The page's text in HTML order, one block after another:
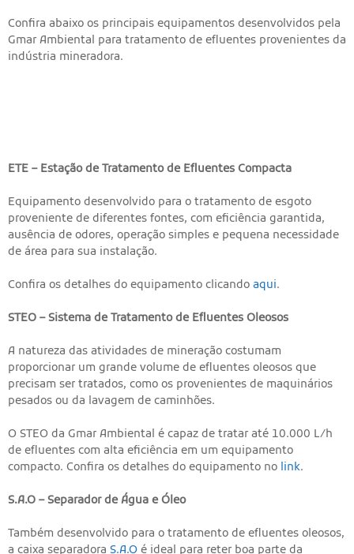
Confira abaixo os principais equipamentos desenvolvidos pela
Gmar Ambiental para tratamento de efluentes provenientes da
indústria mineradora.
ETE – Estação de Tratamento de Efluentes Compacta
Equipamento desenvolvido para o tratamento de esgoto
proveniente de diferentes fontes, com eficiência garantida,
ausência de odores, operação simples e pequena necessidade
de área para sua instalação.
Confira os detalhes do equipamento clicando aqui.
STEO – Sistema de Tratamento de Efluentes Oleosos
A natureza das atividades de mineração costumam
proporcionar um grande volume de efluentes oleosos que
precisam ser tratados, como os provenientes de maquinários
pesados ou da lavagem de caminhões.
O STEO da Gmar Ambiental é capaz de tratar até 10.000 L/h
de efluentes com alta eficiência em um equipamento
compacto. Confira os detalhes do equipamento no link.
S.A.O – Separador de Água e Óleo
Também desenvolvido para o tratamento de efluentes oleosos,
a caixa separadora S.A.O é ideal para reter boa parte da